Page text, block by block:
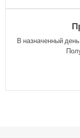
В назначенный